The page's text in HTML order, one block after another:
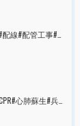
#無料#Wi-Fi#インターネット#配線#配管工事#大阪市#港区#すむーず#西宮市#甲子園
#AED#講習会#トレーニング#CPR#心肺蘇生#兵庫県#神戸市#西宮市#すむーず#甲子園